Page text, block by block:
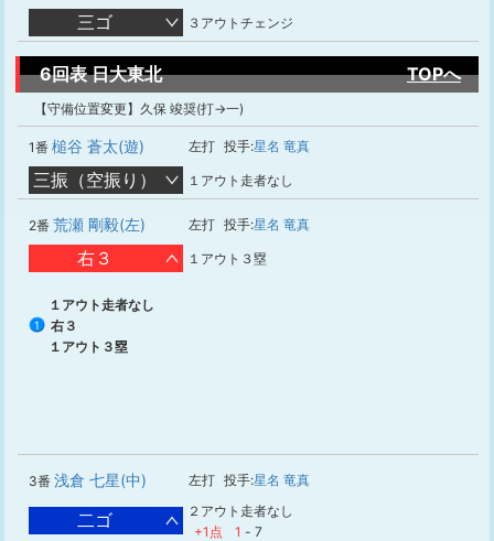
三ゴ ３アウトチェンジ
6回表 日大東北 TOPへ
【守備位置変更】久保 竣奨(打→一)
1番 槌谷 蒼太(遊) 左打 投手:星名 竜真
三振（空振り） １アウト走者なし
2番 荒瀬 剛毅(左) 左打 投手:星名 竜真
右３ １アウト３塁
１アウト走者なし
1
右３
１アウト３塁
3番 浅倉 七星(中) 左打 投手:星名 竜真
二ゴ
２アウト走者なし
+1点
1 - 7